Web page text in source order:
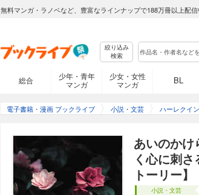
無料マンガ・ラノベなど、豊富なラインナップで188万冊以上配信
絞り込み
検索
総合
少年・青年
マンガ
少女・女性
マンガ
BL
電子書籍・漫画 ブックライブ 小説・文芸 ハーレクイ
あいのか
く心に刺
トーリー】
小説・文芸